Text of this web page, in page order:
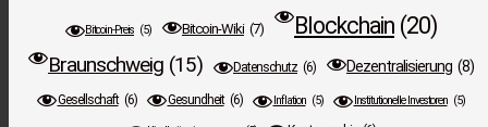
Bitcoin-Preis (5) Bitcoin-Wiki (7) Blockchain (20)
Braunschweig (15) Datenschutz (6) Dezentralisierung (8)
Gesellschaft (6) Gesundheit (6) Inflation (5) Institutionelle Investoren (5)